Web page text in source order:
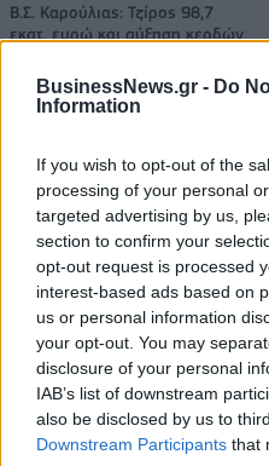
BusinessNews.gr - Do
Information
If you wish to opt-out of the
processing of your personal
targeted advertising by us,
section to confirm your
opt-out request is processed
interest-based ads based on
us or personal information
your opt-out. You may
disclosure of your personal
IAB’s list of downstream
also be disclosed by us to
Downstream Participants that
Β.Σ. Καρούλιας: Τζίρος 98,7
εκατ. ευρώ και αύξηση κερδών
low & non alcohol
Η Chery επενδύει 75 εκατ.
Το FIAT 500 Hybrid τώρα από
18η συνεχόμενη χρονιά για τον